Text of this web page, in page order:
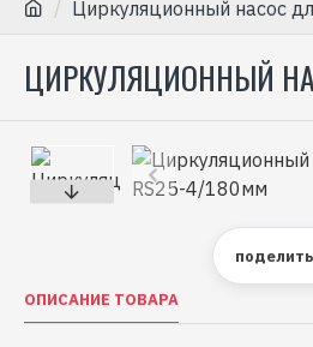
Циркуляционный насос
ЦИРКУЛЯЦИОННЫЙ
ОПИСАНИЕ ТОВАРА